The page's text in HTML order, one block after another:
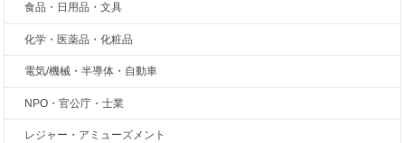
食品・日用品・文具
化学・医薬品・化粧品
電気/機械・半導体・自動車
NPO・官公庁・士業
レジャー・アミューズメント